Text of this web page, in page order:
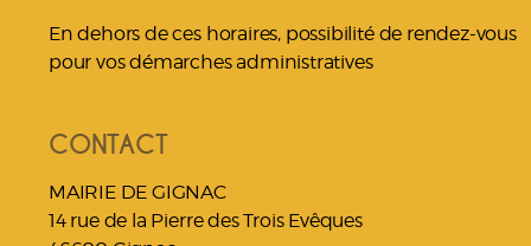
En dehors de ces horaires, possibilité de rendez-vous
pour vos démarches administratives
CONTACT
MAIRIE DE GIGNAC
14 rue de la Pierre des Trois Evêques